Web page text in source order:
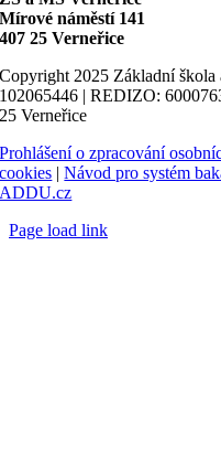
Mírové náměstí 141
407 25 Verneřice
Copyright 2025 Základní škola
102065446 | REDIZO:
25 Verneřice
Prohlášení o zpracování
cookies |Návod pro systém
ADDU.cz
Page load link